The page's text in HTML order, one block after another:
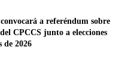
a referéndum sobre
CPCCS junto a elecciones
de 2026